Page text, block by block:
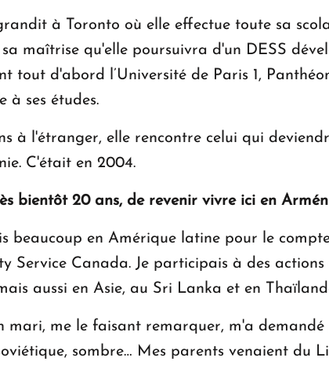
à Toronto où elle effectue toute sa
maîtrise qu'elle poursuivra d'un DESS
tout d'abord l’Université de Paris 1,
ses études.
à l'étranger, elle rencontre celui qui
C'était en 2004.
bientôt 20 ans, de revenir vivre ici en
beaucoup en Amérique latine pour le
Service Canada. Je participais à des
aussi en Asie, au Sri Lanka et en
mari, me le faisant remarquer, m'a
sombre… Mes parents venaient du